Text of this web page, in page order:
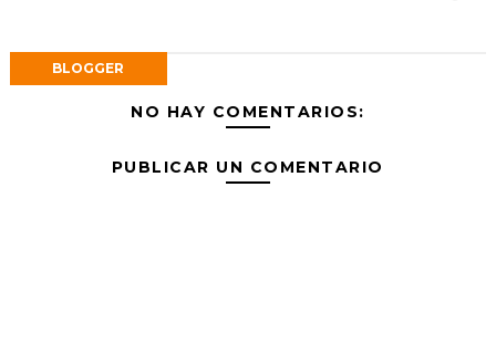
BLOGGER
NO HAY COMENTARIOS:
PUBLICAR UN COMENTARIO